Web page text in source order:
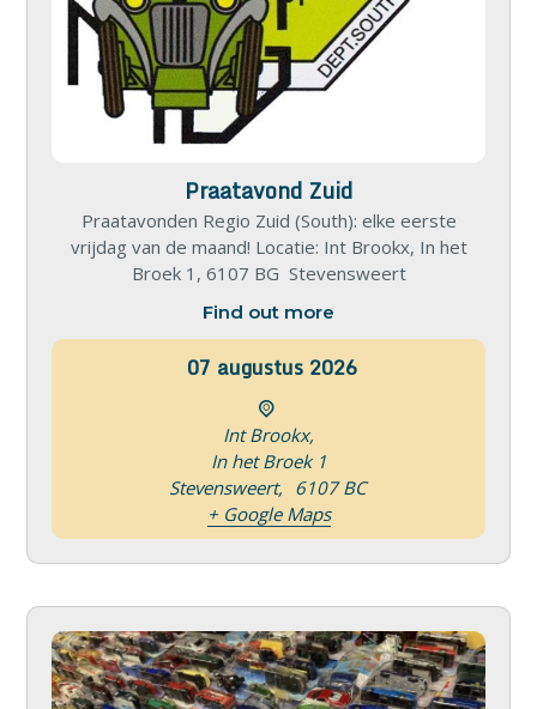
Praatavond Zuid
Praatavonden Regio Zuid (South): elke eerste
vrijdag van de maand! Locatie: Int Brookx, In het
Broek 1, 6107 BG Stevensweert
Find out more
07 augustus 2026
Int Brookx,
In het Broek 1
Stevensweert, 6107 BC
+ Google Maps